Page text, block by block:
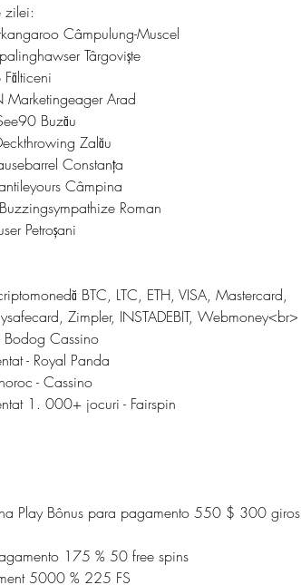
zilei:
Câmpulung-Muscel
Târgoviște
Arad
Buzău
Zalău
Constanța
Câmpina
Roman
Petroșani
BTC, LTC, ETH, VISA, Mastercard,
Zimpler, INSTADEBIT, Webmoney<br>
Cassino
- Royal Panda
- Cassino
1. 000+ jocuri - Fairspin
Play Bônus para pagamento 550 $ 300 giros
175 % 50 free spins
5000 % 225 FS